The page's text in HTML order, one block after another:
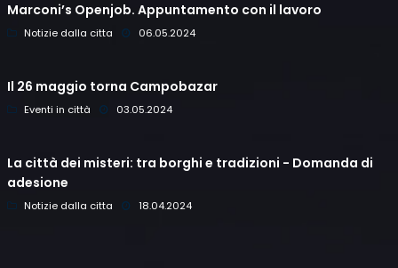
Marconi’s Openjob. Appuntamento con il lavoro
Notizie dalla citta 06.05.2024
Il 26 maggio torna Campobazar
Eventi in città 03.05.2024
La città dei misteri: tra borghi e tradizioni - Domanda di
adesione
Notizie dalla citta 18.04.2024